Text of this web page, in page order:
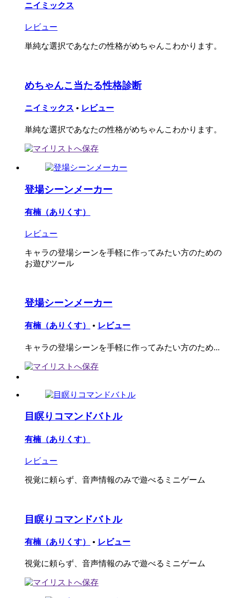
ニイミックス
レビュー
単純な選択であなたの性格がめちゃんこわかります。
めちゃんこ当たる性格診断
ニイミックス • レビュー
単純な選択であなたの性格がめちゃんこわかります。
登場シーンメーカー
有楠（ありくす）
レビュー
キャラの登場シーンを手軽に作ってみたい方のための
お遊びツール
登場シーンメーカー
有楠（ありくす） • レビュー
キャラの登場シーンを手軽に作ってみたい方のため...
目瞑りコマンドバトル
有楠（ありくす）
レビュー
視覚に頼らず、音声情報のみで遊べるミニゲーム
目瞑りコマンドバトル
有楠（ありくす） • レビュー
視覚に頼らず、音声情報のみで遊べるミニゲーム